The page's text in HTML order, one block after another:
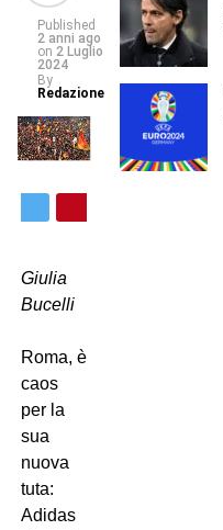
Published
2 anni ago
on 2 Luglio
2024
By
Redazione
Giulia
Bucelli
Roma, è
caos
per la
sua
nuova
tuta:
Adidas